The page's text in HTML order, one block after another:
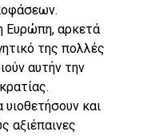
Ευρώπη, αρκετά
της πολλές
αυτήν την
και
αξιέπαινες